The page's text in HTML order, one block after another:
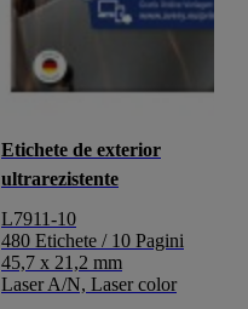
Etichete de exterior
ultrarezistente
L7911-10
480 Etichete / 10 Pagini
45,7 x 21,2 mm
Laser A/N, Laser color